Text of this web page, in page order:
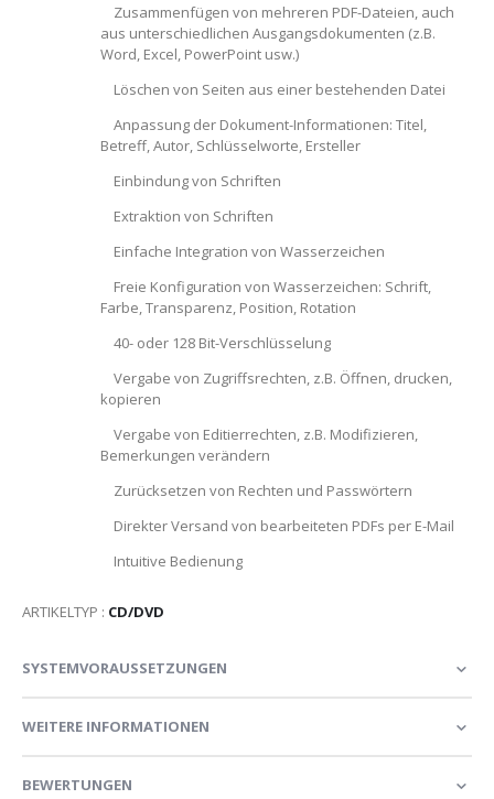
Zusammenfügen von mehreren PDF-Dateien, auch
aus unterschiedlichen Ausgangsdokumenten (z.B.
Word, Excel, PowerPoint usw.)
Löschen von Seiten aus einer bestehenden Datei
Anpassung der Dokument-Informationen: Titel,
Betreff, Autor, Schlüsselworte, Ersteller
Einbindung von Schriften
Extraktion von Schriften
Einfache Integration von Wasserzeichen
Freie Konfiguration von Wasserzeichen: Schrift,
Farbe, Transparenz, Position, Rotation
40- oder 128 Bit-Verschlüsselung
Vergabe von Zugriffsrechten, z.B. Öffnen, drucken,
kopieren
Vergabe von Editierrechten, z.B. Modifizieren,
Bemerkungen verändern
Zurücksetzen von Rechten und Passwörtern
Direkter Versand von bearbeiteten PDFs per E-Mail
Intuitive Bedienung
ARTIKELTYP : CD/DVD
SYSTEMVORAUSSETZUNGEN
WEITERE INFORMATIONEN
BEWERTUNGEN